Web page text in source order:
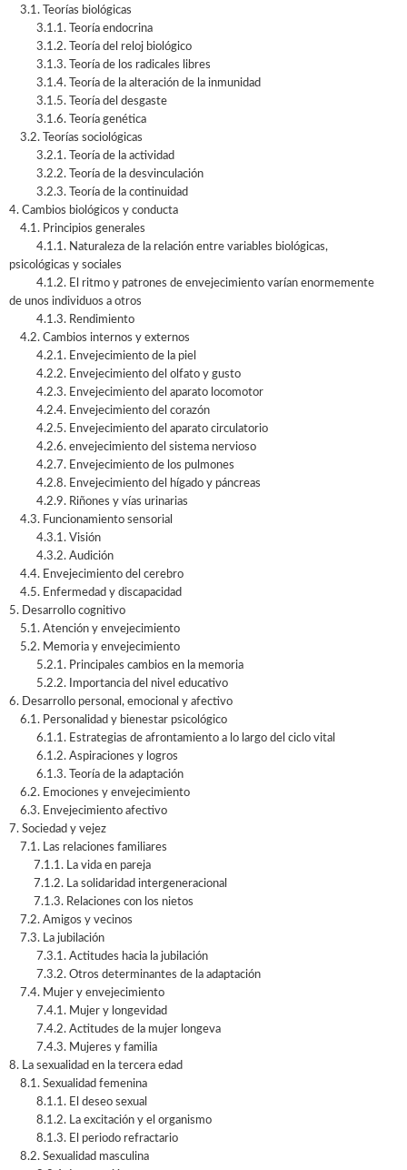
3.1. Teorías biológicas
3.1.1. Teoría endocrina
3.1.2. Teoría del reloj biológico
3.1.3. Teoría de los radicales libres
3.1.4. Teoría de la alteración de la inmunidad
3.1.5. Teoría del desgaste
3.1.6. Teoría genética
3.2. Teorías sociológicas
3.2.1. Teoría de la actividad
3.2.2. Teoría de la desvinculación
3.2.3. Teoría de la continuidad
4. Cambios biológicos y conducta
4.1. Principios generales
4.1.1. Naturaleza de la relación entre variables biológicas,
psicológicas y sociales
4.1.2. El ritmo y patrones de envejecimiento varían enormemente
de unos individuos a otros
4.1.3. Rendimiento
4.2. Cambios internos y externos
4.2.1. Envejecimiento de la piel
4.2.2. Envejecimiento del olfato y gusto
4.2.3. Envejecimiento del aparato locomotor
4.2.4. Envejecimiento del corazón
4.2.5. Envejecimiento del aparato circulatorio
4.2.6. envejecimiento del sistema nervioso
4.2.7. Envejecimiento de los pulmones
4.2.8. Envejecimiento del hígado y páncreas
4.2.9. Riñones y vías urinarias
4.3. Funcionamiento sensorial
4.3.1. Visión
4.3.2. Audición
4.4. Envejecimiento del cerebro
4.5. Enfermedad y discapacidad
5. Desarrollo cognitivo
5.1. Atención y envejecimiento
5.2. Memoria y envejecimiento
5.2.1. Principales cambios en la memoria
5.2.2. Importancia del nivel educativo
6. Desarrollo personal, emocional y afectivo
6.1. Personalidad y bienestar psicológico
6.1.1. Estrategias de afrontamiento a lo largo del ciclo vital
6.1.2. Aspiraciones y logros
6.1.3. Teoría de la adaptación
6.2. Emociones y envejecimiento
6.3. Envejecimiento afectivo
7. Sociedad y vejez
7.1. Las relaciones familiares
7.1.1. La vida en pareja
7.1.2. La solidaridad intergeneracional
7.1.3. Relaciones con los nietos
7.2. Amigos y vecinos
7.3. La jubilación
7.3.1. Actitudes hacia la jubilación
7.3.2. Otros determinantes de la adaptación
7.4. Mujer y envejecimiento
7.4.1. Mujer y longevidad
7.4.2. Actitudes de la mujer longeva
7.4.3. Mujeres y familia
8. La sexualidad en la tercera edad
8.1. Sexualidad femenina
8.1.1. El deseo sexual
8.1.2. La excitación y el organismo
8.1.3. El periodo refractario
8.2. Sexualidad masculina